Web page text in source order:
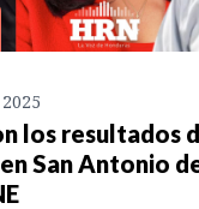
los resultados
San Antonio